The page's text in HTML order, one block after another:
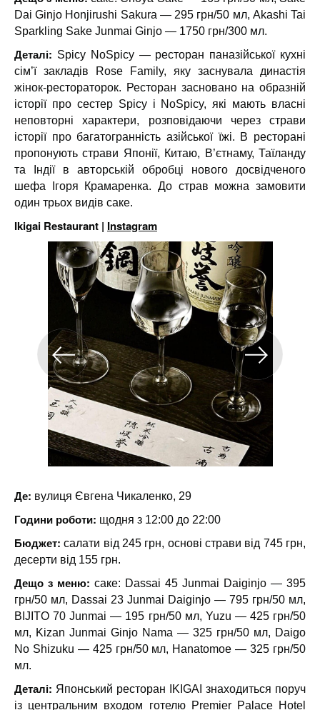
Dai Ginjo Honjirushi Sakura — 295 грн/50 мл, Akashi Tai
Sparkling Sake Junmai Ginjo — 1750 грн/300 мл.
Деталі: Spicy NoSpicy — ресторан паназійської кухні
сім’ї закладів Rose Family, яку заснувала династія
жінок-рестораторок. Ресторан засновано на образній
історії про сестер Spicy і NoSpicy, які мають власні
неповторні характери, розповідаючи через страви
історії про багатогранність азійської їжі. В ресторані
пропонують страви Японії, Китаю, В’єтнаму, Таїланду
та Індії в авторській обробці нового досвідченого
шефа Ігоря Крамаренка. До страв можна замовити
один трьох видів саке.
Ikigai Restaurant | Instagram
Де: вулиця Євгена Чикаленко, 29
Години роботи: щодня з 12:00 до 22:00
Бюджет:салати від 245 грн, основі страви від 745 грн,
десерти від 155 грн.
Дещо з меню: саке: Dassai 45 Junmai Daiginjo — 395
грн/50 мл, Dassai 23 Junmai Daiginjo — 795 грн/50 мл,
BIJITO 70 Junmai — 195 грн/50 мл, Yuzu — 425 грн/50
мл, Kizan Junmai Ginjo Nama — 325 грн/50 мл, Daigo
No Shizuku — 425 грн/50 мл, Hanatomoe — 325 грн/50
мл.
Деталі: Японський ресторан IKIGAI знаходиться поруч
із центральним входом готелю Premier Palace Hotel